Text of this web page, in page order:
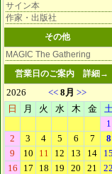
サイン本
作家・出版社
その他
MAGIC The Gathering
営業日のご案内 詳細→